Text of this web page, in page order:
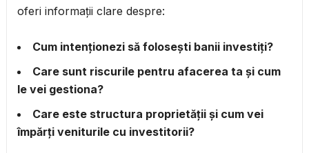
oferi informații clare despre:
Cum intenționezi să folosești banii investiți?
Care sunt riscurile pentru afacerea ta și cum
le vei gestiona?
Care este structura proprietății și cum vei
împărți veniturile cu investitorii?